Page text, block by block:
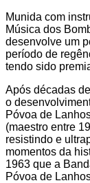
Munida com
Música dos
desenvolve um
período de
tendo sido
Após décadas
o
Póvoa de
(maestro entre
resistindo e
momentos da
1963 que a
Póvoa de